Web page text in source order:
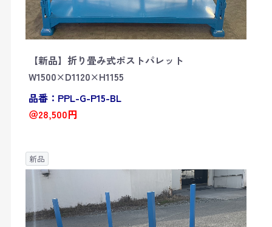
【新品】折り畳み式ポストパレット
W1500×D1120×H1155
品番：PPL-G-P15-BL
＠28,500円
新品